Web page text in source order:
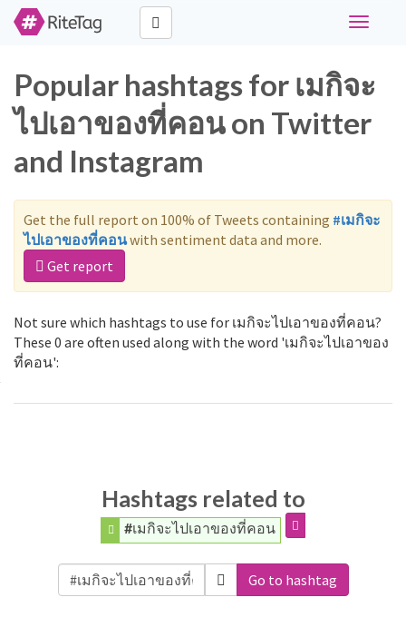
Toggle
Popular hashtags for เมกิจะ
ไปเอาของที่คอน on Twitter
and Instagram
Get the full report on 100% of Tweets containing #เมกิจะ
ไปเอาของที่คอนwith sentiment data and more.
Get report
Not sure which hashtags to use for เมกิจะไปเอาของที่คอน?
These 0 are often used along with the word 'เมกิจะไปเอาของ
ที่คอน':
Hashtags related to
#เมกิจะไปเอาของที่คอน
Go to hashtag